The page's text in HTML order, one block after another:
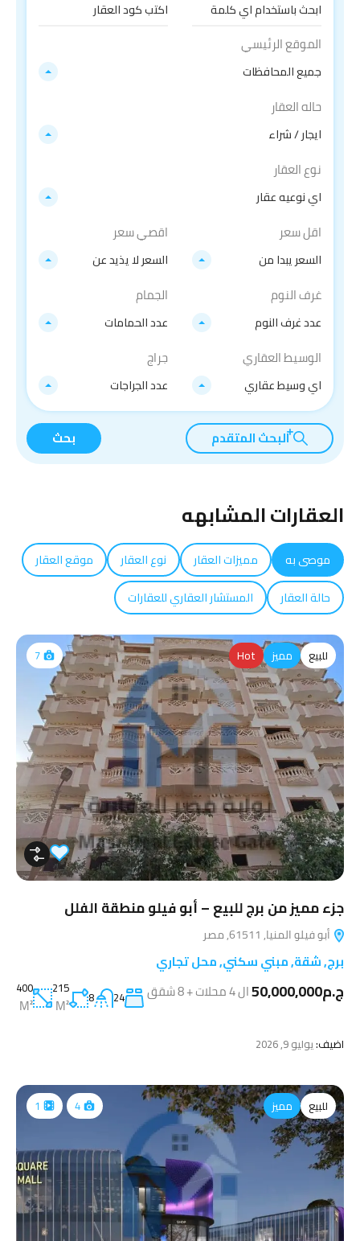
الموقع الرئيسي
جميع المحافظات
حاله العقار
ايجار / شراء
نوع العقار
اي نوعيه عقار
اقل سعر
السعر يبدا من
اقصي سعر
السعر لا يذيد عن
غرف النوم
عدد غرف النوم
الجمام
عدد الحمامات
الوسيط العقاري
اي وسيط عقاري
جراج
عدد الجراجات
البحث المتقدم بحث
العقارات المشابهه
موصى به مميزات العقار نوع العقار
موقع العقار
حالة العقار
المستشار العقاري للعقارات
للبيع مميز Hot
7
جزء مميز من برج للبيع – أبو فيلو منطقة الفلل
أبو فيلو المنيا, 61511, مصر
برج,شقة,مبني سكني,محل تجاري
ج.م50,000,000 ال 4 محلات + 8 شقق 24
8
215
M²
400
M²
اضيف:يوليو 9, 2026
للبيع مميز 4
1